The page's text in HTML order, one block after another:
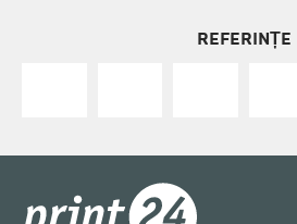
REFERINȚE